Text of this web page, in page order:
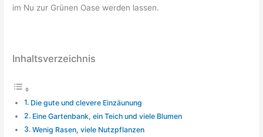
im Nu zur Grünen Oase werden lassen.
Inhaltsverzeichnis
Die gute und clevere Einzäunung
Eine Gartenbank, ein Teich und viele Blumen
Wenig Rasen, viele Nutzpflanzen